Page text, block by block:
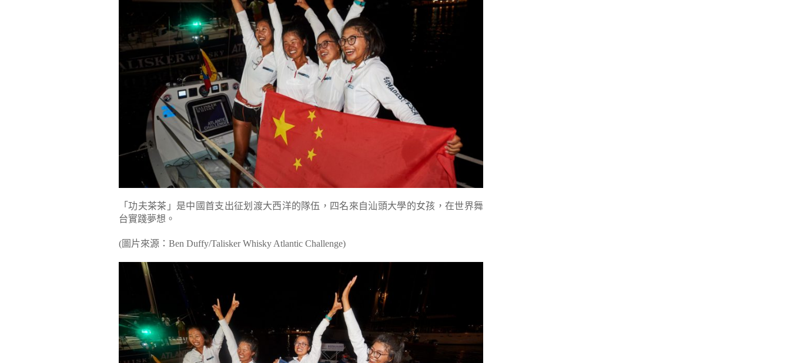
「功夫茶茶」是中國首支出征划渡大西洋的隊伍，四名來自汕頭大學的女孩，在世界舞
台實踐夢想。
(圖片來源：Ben Duffy/Talisker Whisky Atlantic Challenge)